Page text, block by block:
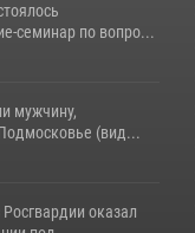
семинар по вопро...
мужчину,
(вид...
оказал